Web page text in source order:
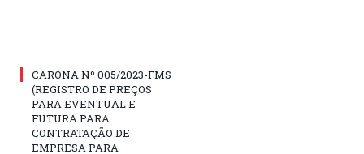
CARONA Nº 005/2023-FMS
(REGISTRO DE PREÇOS
PARA EVENTUAL E
FUTURA PARA
CONTRATAÇÃO DE
EMPRESA PARA